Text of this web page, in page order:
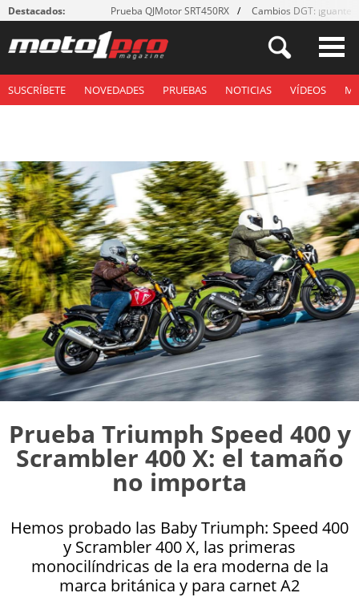
Destacados: Prueba QJMotor SRT450RX Cambios DGT: ¡guantes!
SUSCRÍBETE NOVEDADES PRUEBAS NOTICIAS VÍDEOS
Prueba Triumph Speed 400 y
Scrambler 400 X: el tamaño
no importa
Hemos probado las Baby Triumph: Speed 400
y Scrambler 400 X, las primeras
monocilíndricas de la era moderna de la
marca británica y para carnet A2